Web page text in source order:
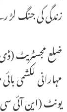
زندگی کی جنگ
ضلع مجسٹریٹ (ڈی
مہارانی لکشمی